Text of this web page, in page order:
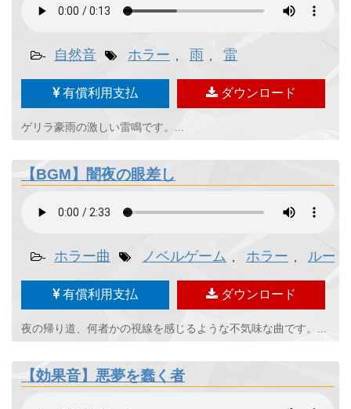
- 自然音 ホラー 雨 雷
有償利用支払 ダウンロード
ゲリラ豪雨の激しい雷鳴です。...
【BGM】闇夜の眼差し
- ホラー曲 ノベルゲーム ホラー ループ
有償利用支払 ダウンロード
夜の帰り道、何者かの視線を感じるような不気味な曲です。...
【効果音】悪夢を蠢く者